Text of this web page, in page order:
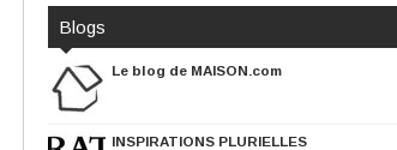
Blogs
Le blog de MAISON.com
INSPIRATIONS PLURIELLES